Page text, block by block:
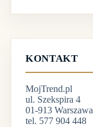
KONTAKT
MojTrend.pl
ul. Szekspira 4
01-913 Warszawa
tel. 577 904 448